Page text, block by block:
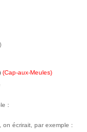
(Cap-aux-Meules)
:
écrirait, par exemple :